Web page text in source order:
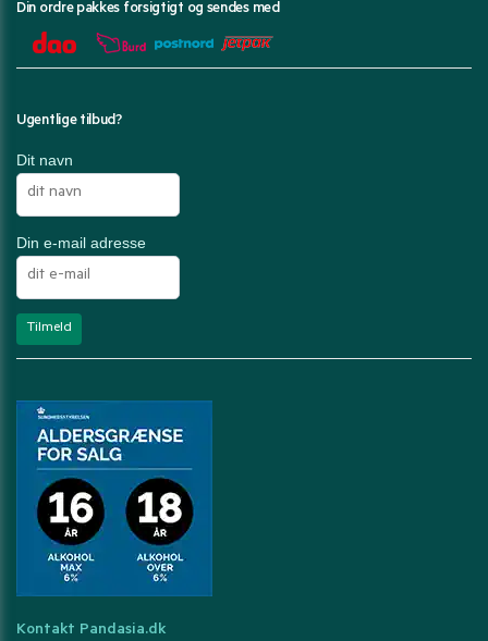
Din ordre pakkes forsigtigt og sendes med
Ugentlige tilbud?
Dit navn
Din e-mail adresse
Kontakt Pandasia.dk